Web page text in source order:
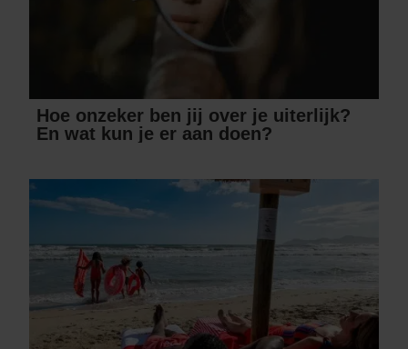
gaat akkoord met onze cookies als u onze website blijft
Hoe onzeker ben jij over je uiterlijk?
En wat kun je er aan doen?